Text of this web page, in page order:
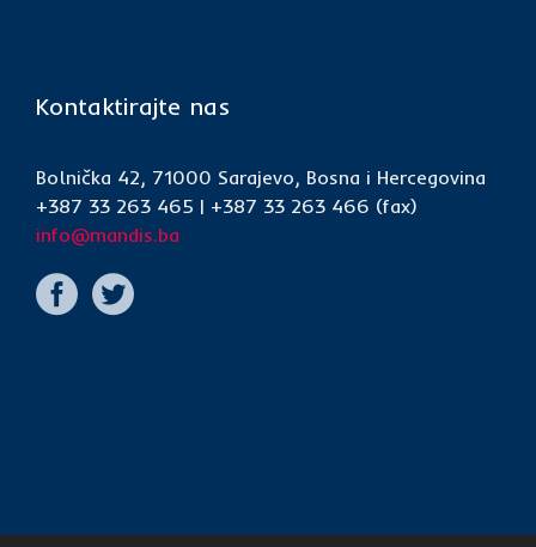
Kontaktirajte nas
Bolnička 42, 71000 Sarajevo, Bosna i Hercegovina
+387 33 263 465 | +387 33 263 466 (fax)
info@mandis.ba